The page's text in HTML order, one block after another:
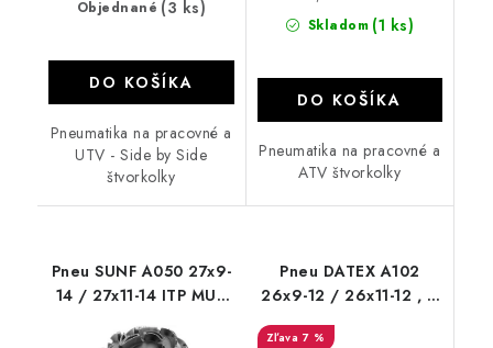
Objednané (3 ks)
DO KOŠÍKA
Pneumatika na pracovné a
UTV - Side by Side
štvorkolky
Skladom (1 ks)
DO KOŠÍKA
Pneumatika na pracovné a
ATV štvorkolky
Pneu SUNF A050 27x9-
14 / 27x11-14 ITP MUD
Pneu DATEX A102
26x9-12 / 26x11-12 , 6
7 %